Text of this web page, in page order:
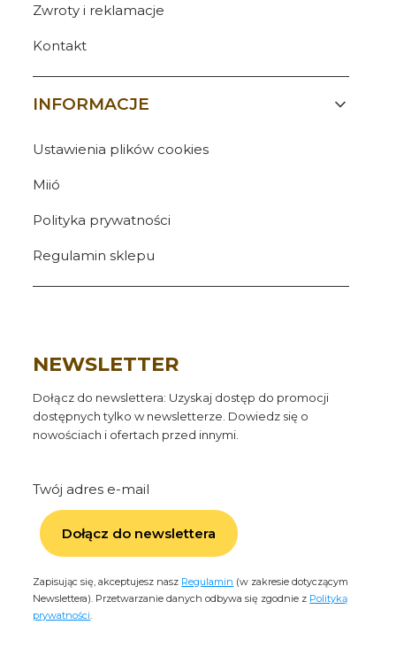
Zwroty i reklamacje
Kontakt
INFORMACJE
Ustawienia plików cookies
Miió
Polityka prywatności
Regulamin sklepu
NEWSLETTER
Dołącz do newslettera: Uzyskaj dostęp do promocji
dostępnych tylko w newsletterze. Dowiedz się o
nowościach i ofertach przed innymi.
Twój adres e-mail
Dołącz do newslettera
Zapisując się, akceptujesz nasz Regulamin (w zakresie dotyczącym
Newslettera). Przetwarzanie danych odbywa się zgodnie z Polityką
prywatności